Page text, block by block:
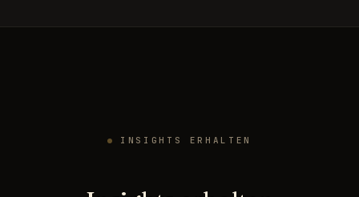
INSIGHTS ERHALTEN